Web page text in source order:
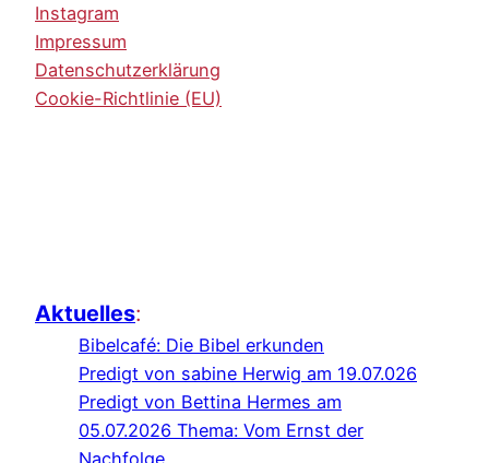
Instagram
Impressum
Datenschutzerklärung
Cookie-Richtlinie (EU)
Aktuelles:
Bibelcafé: Die Bibel erkunden
Predigt von sabine Herwig am 19.07.026
Predigt von Bettina Hermes am
05.07.2026 Thema: Vom Ernst der
Nachfolge